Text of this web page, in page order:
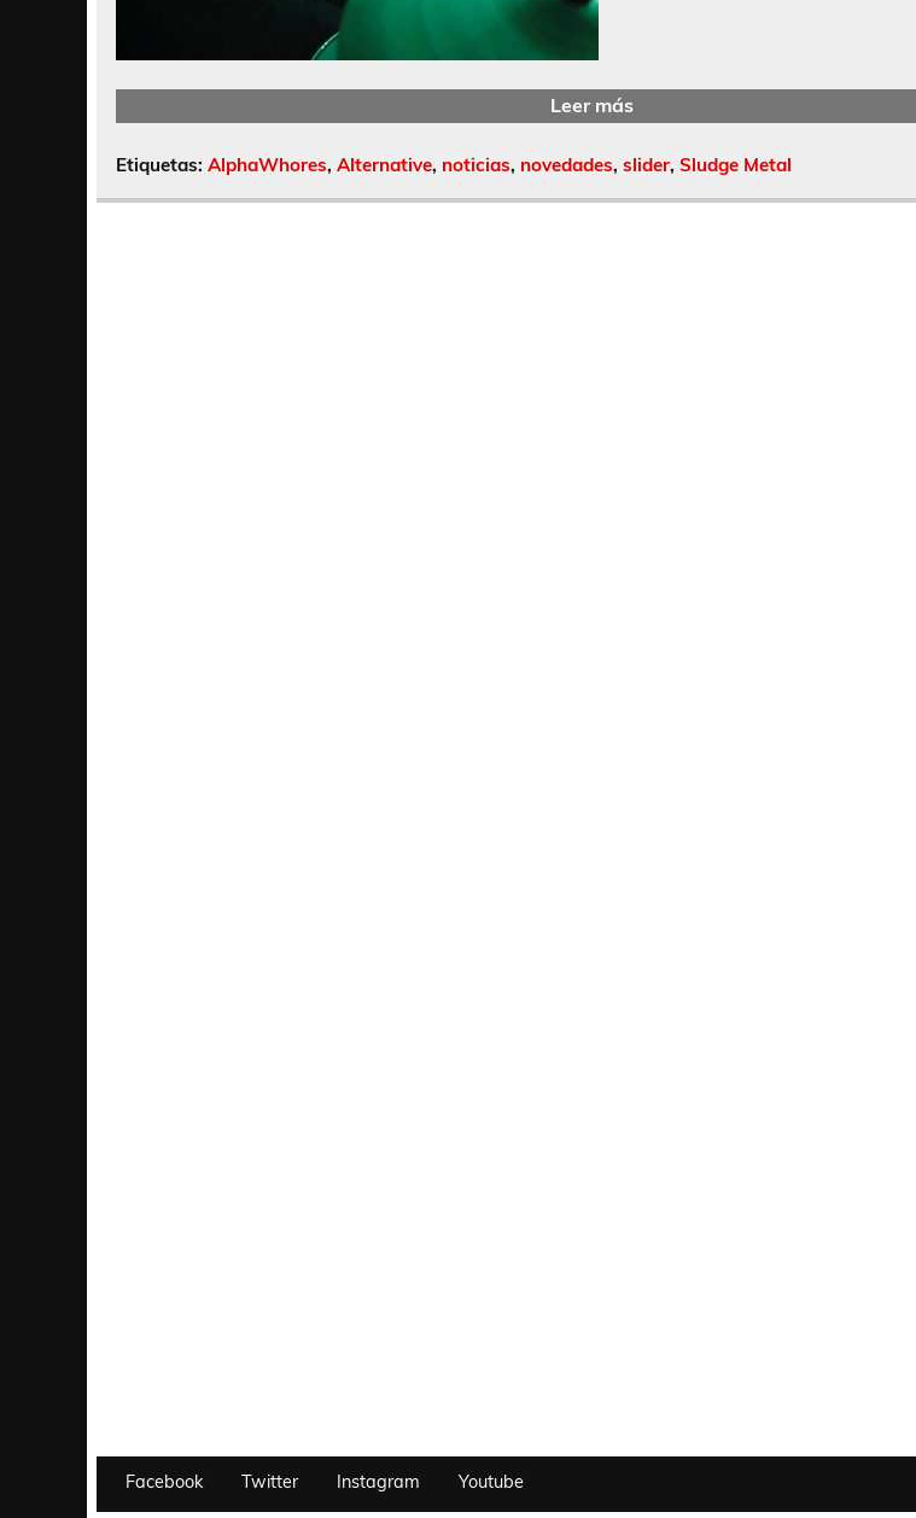
Leer más
Etiquetas: AlphaWhores, Alternative, noticias, novedades, slider, Sludge Metal
Facebook Twitter Instagram Youtube